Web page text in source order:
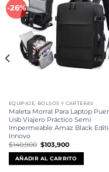
-26%
EQUIPAJE, BOLSOS Y CARTERAS
Maleta Morral Para Laptop
Usb Viajero Práctico Semi
Impermeable Amaz Black
Innovo
$140,900 El
precio
original
era:
$140,900.
$103,900El
actual
es:
$103,900.
AÑADIR AL CARRITO